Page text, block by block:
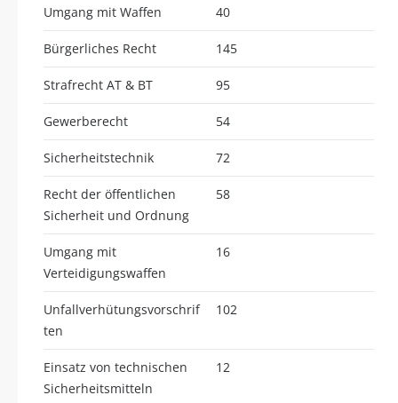
Umgang mit Waffen 40
Bürgerliches Recht 145
Strafrecht AT & BT 95
Gewerberecht 54
Sicherheitstechnik 72
Recht der öffentlichen
Sicherheit und Ordnung
58
Umgang mit
Verteidigungswaffen
16
Unfallverhütungsvorschrif
ten
102
Einsatz von technischen
Sicherheitsmitteln
12